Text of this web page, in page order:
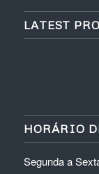
LATEST
HORÁRIO
Segunda a